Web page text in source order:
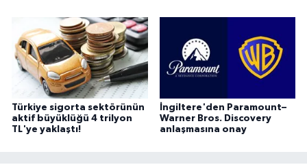
Türkiye sigorta sektörünün
aktif büyüklüğü 4 trilyon
TL'ye yaklaştı!
İngiltere'den Paramount–
Warner Bros. Discovery
anlaşmasına onay